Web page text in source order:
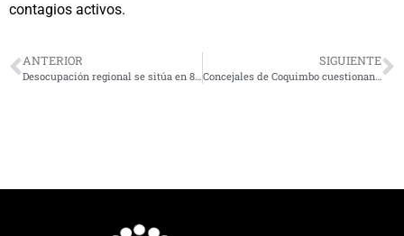
contagios activos.
ANTERIOR SIGUIENTE